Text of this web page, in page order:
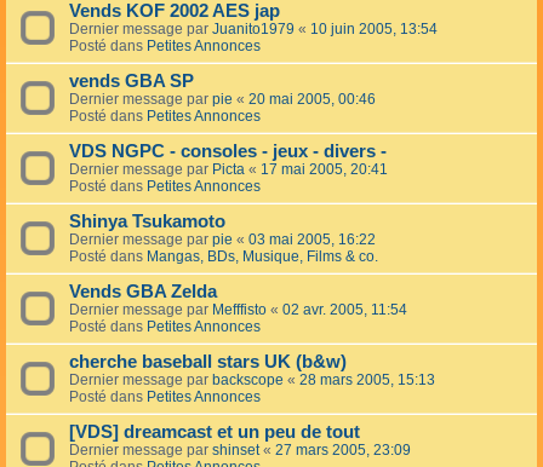
Vends KOF 2002 AES jap
Dernier message par Juanito1979 « 10 juin 2005, 13:54
Posté dans Petites Annonces
vends GBA SP
Dernier message par pie « 20 mai 2005, 00:46
Posté dans Petites Annonces
VDS NGPC - consoles - jeux - divers -
Dernier message par Picta « 17 mai 2005, 20:41
Posté dans Petites Annonces
Shinya Tsukamoto
Dernier message par pie « 03 mai 2005, 16:22
Posté dans Mangas, BDs, Musique, Films & co.
Vends GBA Zelda
Dernier message par Mefffisto « 02 avr. 2005, 11:54
Posté dans Petites Annonces
cherche baseball stars UK (b&w)
Dernier message par backscope « 28 mars 2005, 15:13
Posté dans Petites Annonces
[VDS] dreamcast et un peu de tout
Dernier message par shinset« 27 mars 2005, 23:09